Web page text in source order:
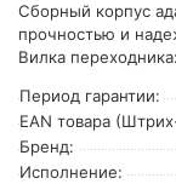
Сборный корпус
прочностью и
Вилка
Период гарантии:
EAN товара
Бренд:
Исполнение: